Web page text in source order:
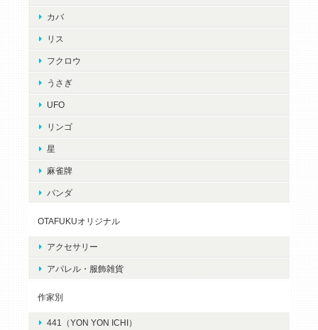
カバ
リス
フクロウ
うさぎ
UFO
リンゴ
星
麻雀牌
パンダ
OTAFUKUオリジナル
アクセサリー
アパレル・服飾雑貨
作家別
441（YON YON ICHI）